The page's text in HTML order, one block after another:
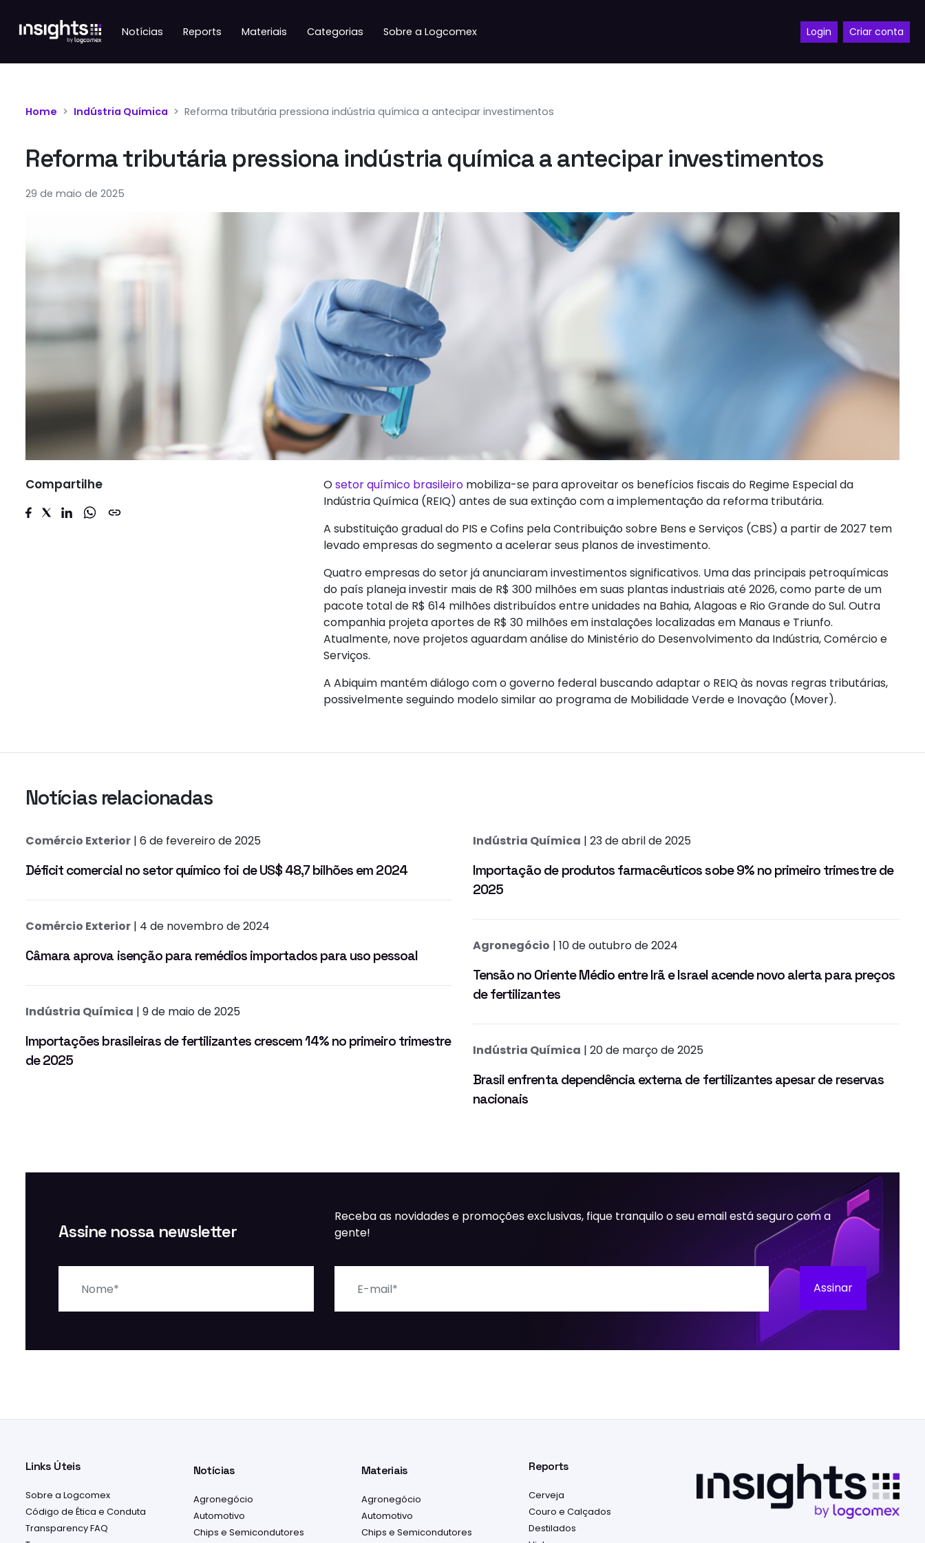
Notícias Reports Materiais Categorias Sobre a Logcomex Login Criar conta
Home Indústria Química Reforma tributária pressiona indústria química a antecipar investimentos
Reforma tributária pressiona indústria química a antecipar investimentos
29 de maio de 2025
Compartilhe Osetor químico brasileiro mobiliza-se para aproveitar os benefícios fiscais do Regime Especial da
Indústria Química (REIQ) antes de sua extinção com a implementação da reforma tributária.
A substituição gradual do PIS e Cofins pela Contribuição sobre Bens e Serviços (CBS) a partir de 2027 tem
levado empresas do segmento a acelerar seus planos de investimento.
Quatro empresas do setor já anunciaram investimentos significativos. Uma das principais petroquímicas
do país planeja investir mais de R$ 300 milhões em suas plantas industriais até 2026, como parte de um
pacote total de R$ 614 milhões distribuídos entre unidades na Bahia, Alagoas e Rio Grande do Sul. Outra
companhia projeta aportes de R$ 30 milhões em instalações localizadas em Manaus e Triunfo.
Atualmente, nove projetos aguardam análise do Ministério do Desenvolvimento da Indústria, Comércio e
Serviços.
A Abiquim mantém diálogo com o governo federal buscando adaptar o REIQ às novas regras tributárias,
possivelmente seguindo modelo similar ao programa de Mobilidade Verde e Inovação (Mover).
Notícias relacionadas
Comércio Exterior | 6 de fevereiro de 2025
Déficit comercial no setor químico foi de US$ 48,7 bilhões em 2024
Comércio Exterior | 4 de novembro de 2024
Câmara aprova isenção para remédios importados para uso pessoal
Indústria Química | 9 de maio de 2025
Importações brasileiras de fertilizantes crescem 14% no primeiro trimestre
de 2025
Indústria Química | 23 de abril de 2025
Importação de produtos farmacêuticos sobe 9% no primeiro trimestre de
2025
Agronegócio | 10 de outubro de 2024
Tensão no Oriente Médio entre Irã e Israel acende novo alerta para preços
de fertilizantes
Indústria Química | 20 de março de 2025
Brasil enfrenta dependência externa de fertilizantes apesar de reservas
nacionais
Assine nossa newsletter
Receba as novidades e promoções exclusivas, fique tranquilo o seu email está seguro com a
gente!
Assinar
Links Úteis
Sobre a Logcomex
Código de Ética e Conduta
Transparency FAQ
Notícias
Agronegócio
Automotivo
Chips e Semicondutores
Materiais
Agronegócio
Automotivo
Chips e Semicondutores
Reports
Cerveja
Couro e Calçados
Destilados